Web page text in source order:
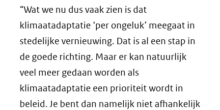
“Wat we nu dus vaak zien is dat
klimaatadaptatie ‘per ongeluk’ meegaat in
stedelijke vernieuwing. Dat is al een stap in
de goede richting. Maar er kan natuurlijk
veel meer gedaan worden als
klimaatadaptatie een prioriteit wordt in
beleid. Je bent dan namelijk niet afhankelijk